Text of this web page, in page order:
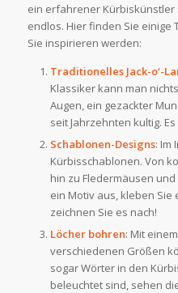
ein erfahrener Kürbiskünstler
endlos. Hier finden Sie einige
Sie inspirieren werden:
Traditionelles Jack-o‘-
Klassiker kann man
Augen, ein gezackter
seit Jahrzehnten kultig.
Schablonen-Designs: Im
Kürbisschablonen. Von
hin zu Fledermäusen
ein Motiv aus, kleben
zeichnen Sie es nach!
Löcher bohren: Mit
verschiedenen Größen
sogar Wörter in den
beleuchtet sind, sehen